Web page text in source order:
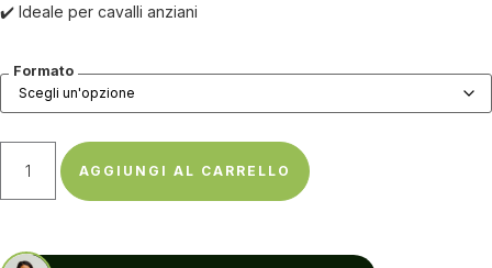
✔️ Ideale per cavalli anziani
Formato
AGGIUNGI AL CARRELLO